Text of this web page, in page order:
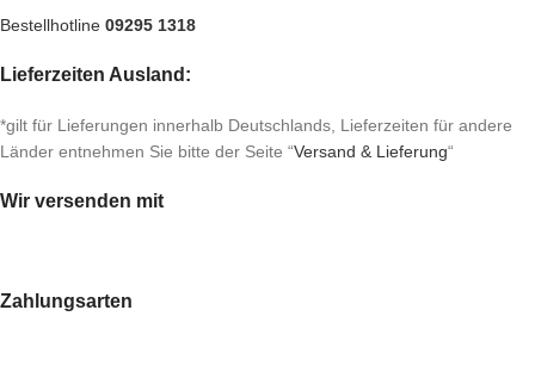
Bestellhotline 09295 1318
Lieferzeiten Ausland:
*gilt für Lieferungen innerhalb Deutschlands, Lieferzeiten für andere
Länder entnehmen Sie bitte der Seite “Versand & Lieferung“
Wir versenden mit
Zahlungsarten